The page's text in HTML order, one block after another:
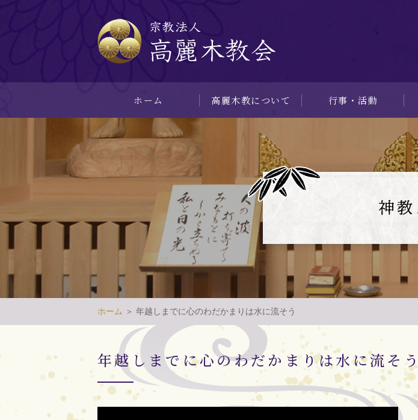
ホーム ⾼麗⽊教について ⾏事・活動
ホーム ＞ 年越しまでに心のわだかまりは水に流そう
年越しまでに心のわだかまりは水に流そう